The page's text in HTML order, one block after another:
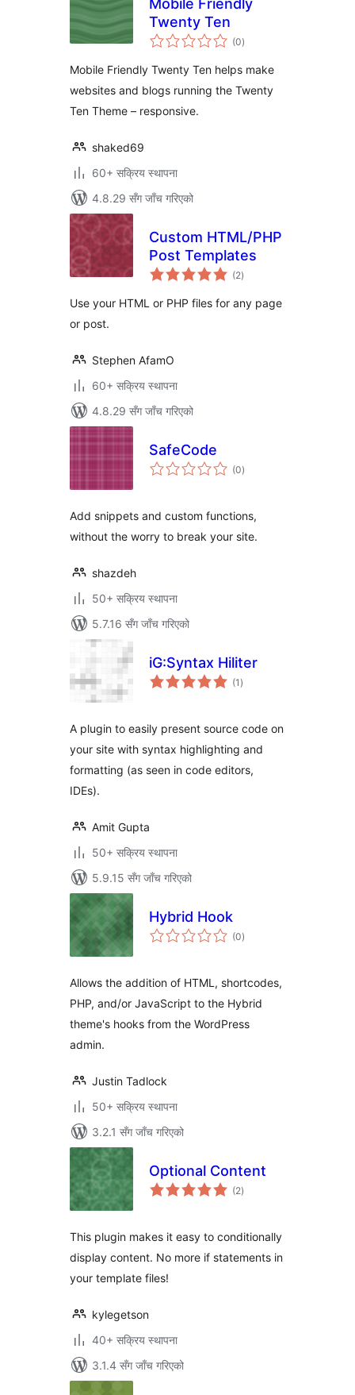
Mobile Friendly
Twenty Ten
(0कुल
रेटिङ्गहरू
)
Mobile Friendly Twenty Ten helps make
websites and blogs running the Twenty
Ten Theme – responsive.
shaked69
60+ सक्रिय स्थापना
4.8.29 सँग जाँच गरिएको
Custom HTML/PHP
Post Templates
(2कुल
रेटिङ्गहरू
)
Use your HTML or PHP files for any page
or post.
Stephen AfamO
60+ सक्रिय स्थापना
4.8.29 सँग जाँच गरिएको
SafeCode
(0कुल
रेटिङ्गहरू
)
Add snippets and custom functions,
without the worry to break your site.
shazdeh
50+ सक्रिय स्थापना
5.7.16 सँग जाँच गरिएको
iG:Syntax Hiliter
(1 कुल
रेटिङ्गहरू
)
A plugin to easily present source code on
your site with syntax highlighting and
formatting (as seen in code editors,
IDEs).
Amit Gupta
50+ सक्रिय स्थापना
5.9.15 सँग जाँच गरिएको
Hybrid Hook
(0कुल
रेटिङ्गहरू
)
Allows the addition of HTML, shortcodes,
PHP, and/or JavaScript to the Hybrid
theme's hooks from the WordPress
admin.
Justin Tadlock
50+ सक्रिय स्थापना
3.2.1 सँग जाँच गरिएको
Optional Content
(2कुल
रेटिङ्गहरू
)
This plugin makes it easy to conditionally
display content. No more if statements in
your template files!
kylegetson
40+ सक्रिय स्थापना
3.1.4 सँग जाँच गरिएको